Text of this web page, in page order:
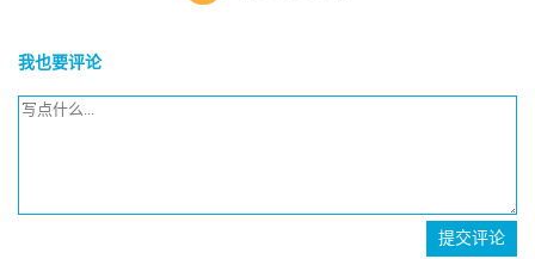
我也要评论
提交评论